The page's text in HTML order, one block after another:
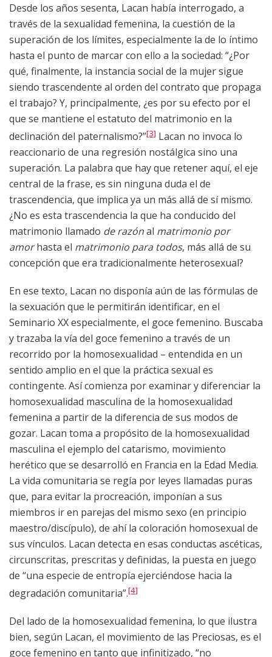
Desde los años sesenta, Lacan había interrogado, a
través de la sexualidad femenina, la cuestión de la
superación de los límites, especialmente la de lo íntimo
hasta el punto de marcar con ello a la sociedad: “¿Por
qué, finalmente, la instancia social de la mujer sigue
siendo trascendente al orden del contrato que propaga
el trabajo? Y, principalmente, ¿es por su efecto por el
que se mantiene el estatuto del matrimonio en la
declinación del paternalismo?”[3] Lacan no invoca lo
reaccionario de una regresión nostálgica sino una
superación. La palabra que hay que retener aquí, el eje
central de la frase, es sin ninguna duda el de
trascendencia, que implica ya un más allá de sí mismo.
¿No es esta trascendencia la que ha conducido del
matrimonio llamado de razónal matrimonio por
amorhasta el matrimonio para todos, más allá de su
concepción que era tradicionalmente heterosexual?
En ese texto, Lacan no disponía aún de las fórmulas de
la sexuación que le permitirán identificar, en el
Seminario XX especialmente, el goce femenino. Buscaba
y trazaba la vía del goce femenino a través de un
recorrido por la homosexualidad – entendida en un
sentido amplio en el que la práctica sexual es
contingente. Así comienza por examinar y diferenciar la
homosexualidad masculina de la homosexualidad
femenina a partir de la diferencia de sus modos de
gozar. Lacan toma a propósito de la homosexualidad
masculina el ejemplo del catarismo, movimiento
herético que se desarrolló en Francia en la Edad Media.
La vida comunitaria se regía por leyes llamadas puras
que, para evitar la procreación, imponían a sus
miembros ir en parejas del mismo sexo (en principio
maestro/discípulo), de ahí la coloración homosexual de
sus vínculos. Lacan detecta en esas conductas ascéticas,
circunscritas, prescritas y definidas, la puesta en juego
de “una especie de entropía ejerciéndose hacia la
degradación comunitaria”.[4]
Del lado de la homosexualidad femenina, lo que ilustra
bien, según Lacan, el movimiento de las Preciosas, es el
goce femenino en tanto que infinitizado, “no